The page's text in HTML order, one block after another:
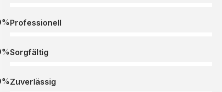
Professionell
Sorgfältig
Zuverlässig